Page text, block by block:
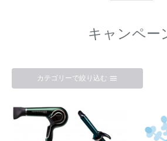
キャンペー
カテゴリーで絞り込む 